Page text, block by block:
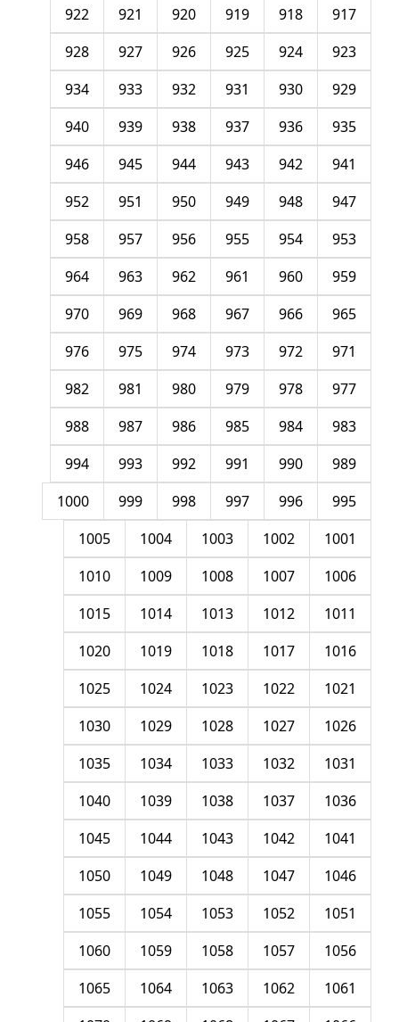
917
918
919
920
921
922
923
924
925
926
927
928
929
930
931
932
933
934
935
936
937
938
939
940
941
942
943
944
945
946
947
948
949
950
951
952
953
954
955
956
957
958
959
960
961
962
963
964
965
966
967
968
969
970
971
972
973
974
975
976
977
978
979
980
981
982
983
984
985
986
987
988
989
990
991
992
993
994
995
996
997
998
999
1000
1001
1002
1003
1004
1005
1006
1007
1008
1009
1010
1011
1012
1013
1014
1015
1016
1017
1018
1019
1020
1021
1022
1023
1024
1025
1026
1027
1028
1029
1030
1031
1032
1033
1034
1035
1036
1037
1038
1039
1040
1041
1042
1043
1044
1045
1046
1047
1048
1049
1050
1051
1052
1053
1054
1055
1056
1057
1058
1059
1060
1061
1062
1063
1064
1065